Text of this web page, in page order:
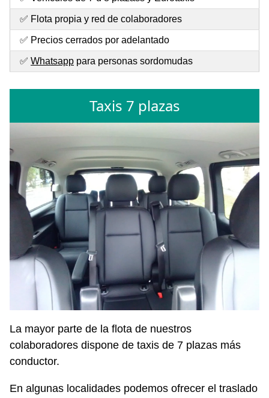
✅ Flota propia y red de colaboradores
✅ Precios cerrados por adelantado
✅ Whatsapp para personas sordomudas
Taxis 7 plazas
La mayor parte de la flota de nuestros
colaboradores dispone de taxis de 7 plazas más
conductor.
En algunas localidades podemos ofrecer el traslado